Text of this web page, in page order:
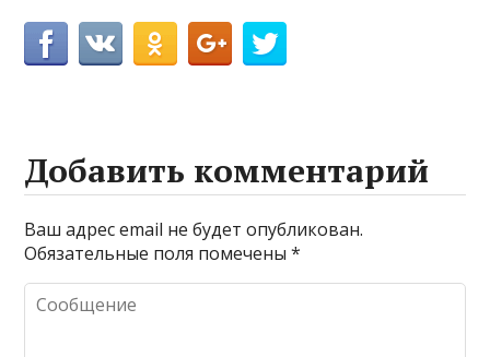
Добавить комментарий
Ваш адрес email не будет опубликован.
Обязательные поля помечены*